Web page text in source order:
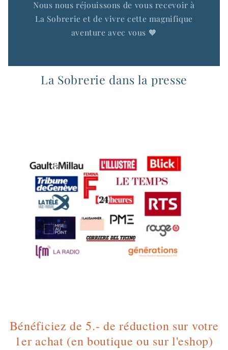
Nous nous réjouissons de vous recevoir à
La Sobrerie et de vivre cette magnifique
aventure avec vous 🧡
La Sobrerie dans la presse
Bénéficiez de 5.- de réduction sur votre
1er achat (en boutique ou sur l'eshop)